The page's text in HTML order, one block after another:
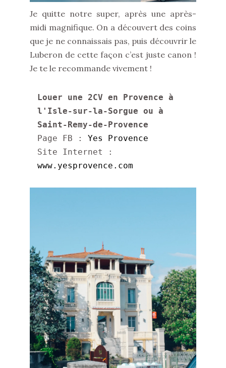
Je quitte notre super, après une après-
midi magnifique. On a découvert des coins
que je ne connaissais pas, puis découvrir le
Luberon de cette façon c’est juste canon !
Je te le recommande vivement !
Louer une 2CV en Provence à
l'Isle-sur-la-Sorgue ou à
Saint-Remy-de-Provence
Page FB : Yes Provence
www.yesprovence.com